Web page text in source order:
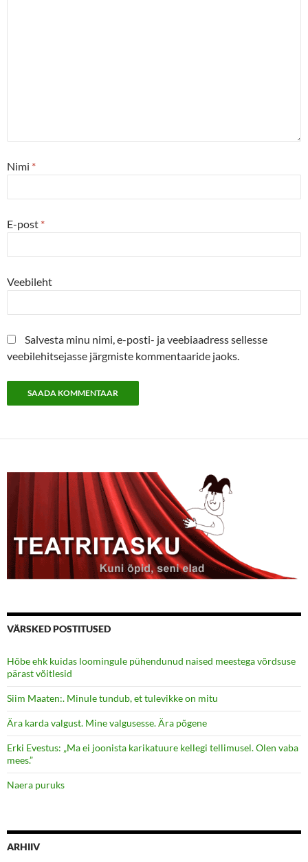
Nimi *
E-post *
Veebileht
Salvesta minu nimi, e-posti- ja veebiaadress sellesse
veebilehitsejasse järgmiste kommentaaride jaoks.
VÄRSKED POSTITUSED
Hõbe ehk kuidas loomingule pühendunud naised meestega võrdsuse
pärast võitlesid
Siim Maaten:. Minule tundub, et tulevikke on mitu
Ära karda valgust. Mine valgusesse. Ära põgene
Erki Evestus: „Ma ei joonista karikatuure kellegi tellimusel. Olen vaba
mees.”
Naera puruks
ARHIIV